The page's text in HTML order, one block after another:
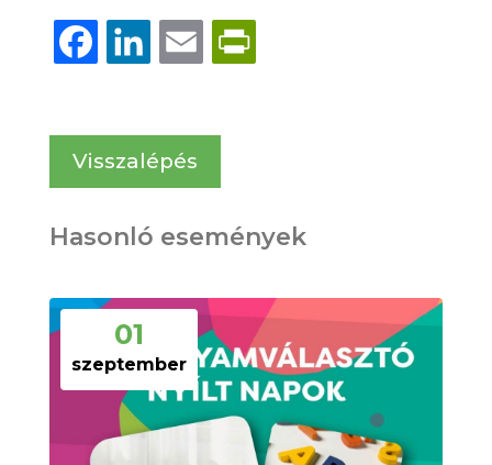
FacebookLinkedInEmail
Visszalépés
Hasonló események
01
szeptember